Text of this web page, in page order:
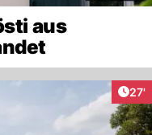
aus
27'